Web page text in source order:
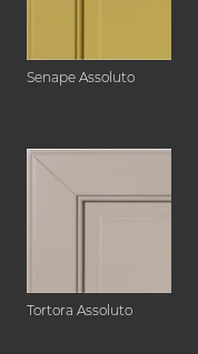
Senape Assoluto
Tortora Assoluto